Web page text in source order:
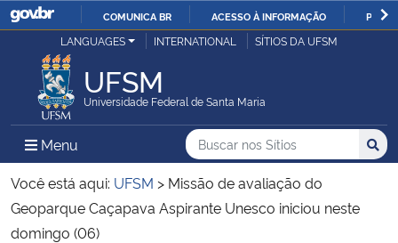
IR
COMUNICA BR ACESSO À INFORMAÇÃO
Ministério da Justiça e Segurança Pública
Ministério da Defesa
Ministério das Relações Exteriores
Ministério da Economia
LANGUAGES INTERNATIONAL SÍTIOS DA UFSM
UFSM
Universidade Federal de Santa Maria
Menu Menu Principal do Sítio
Busca
Buscar no nos Sítios
Busca:
Você está aqui: UFSM > Missão de avaliação do
Geoparque Caçapava Aspirante Unesco iniciou neste
domingo (06)